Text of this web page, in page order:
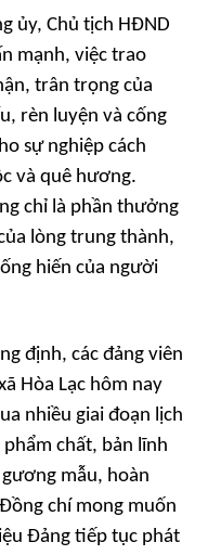
ủy, Chủ tịch HĐND
mạnh, việc trao
trân trọng của
rèn luyện và cống
sự nghiệp cách
và quê hương.
chỉ là phần thưởng
lòng trung thành,
hiến của người
định, các đảng viên
Hòa Lạc hôm nay
nhiều giai đoạn lịch
chất, bản lĩnh
mẫu, hoàn
chí mong muốn
Đảng tiếp tục phát